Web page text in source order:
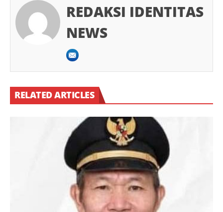
REDAKSI IDENTITAS
NEWS
RELATED ARTICLES